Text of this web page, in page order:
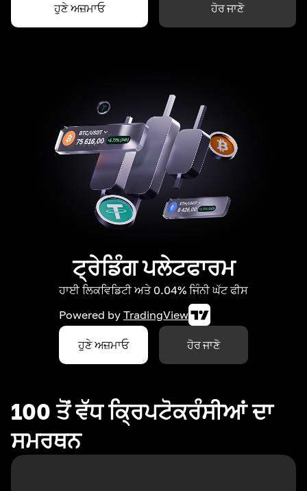
ਹੁਣੇ ਅਜ਼ਮਾਓ ਹੋਰ ਜਾਣੋ
ਟ੍ਰੇਡਿੰਗ ਪਲੇਟਫਾਰਮ
ਹਾਈ ਲਿਕਵਿਡਿਟੀ ਅਤੇ 0.04% ਜਿੰਨੀ ਘੱਟ ਫੀਸ
Powered by TradingView
ਹੁਣੇ ਅਜ਼ਮਾਓ ਹੋਰ ਜਾਣੋ
100 ਤੋਂ ਵੱਧ ਕ੍ਰਿਪਟੋਕਰੰਸੀਆਂ ਦਾ
ਸਮਰਥਨ